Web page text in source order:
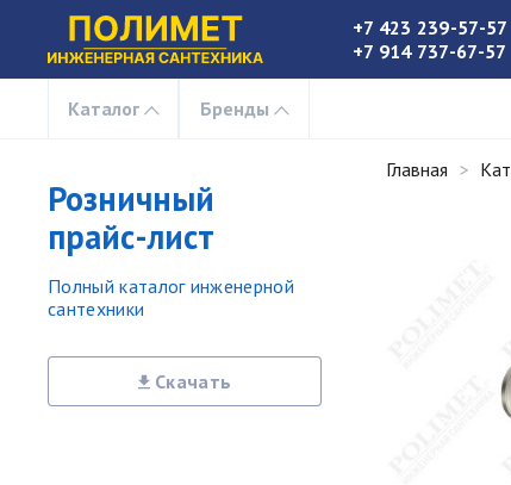
+7 423 239-57-57
+7 914 737-67-57
Каталог Бренды
Розничный
прайс-лист
Полный каталог инженерной
сантехники
Скачать
Главная